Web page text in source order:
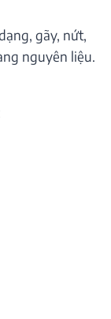
gãy, nứt,
nguyên liệu.